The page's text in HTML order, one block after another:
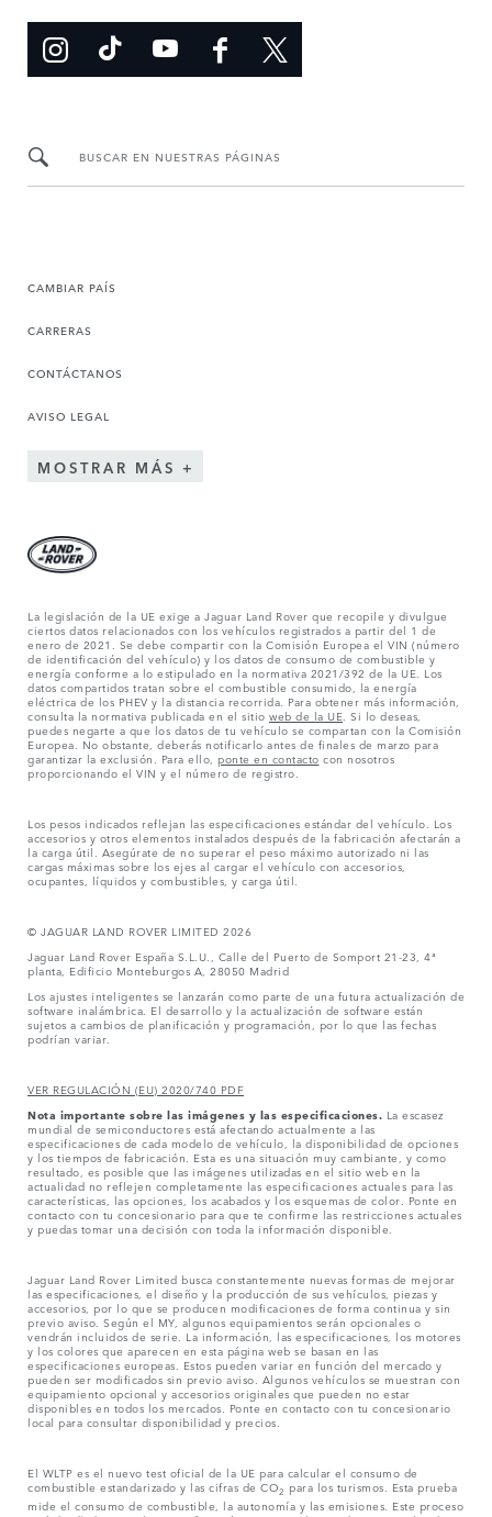
BUSCAR EN NUESTRAS PÁGINAS
CAMBIAR PAÍS
CARRERAS
CONTÁCTANOS
AVISO LEGAL
MOSTRAR MÁS
La legislación de la UE exige a Jaguar Land Rover que recopile y divulgue
ciertos datos relacionados con los vehículos registrados a partir del 1 de
enero de 2021. Se debe compartir con la Comisión Europea el VIN (número
de identificación del vehículo) y los datos de consumo de combustible y
energía conforme a lo estipulado en la normativa 2021/392 de la UE. Los
datos compartidos tratan sobre el combustible consumido, la energía
eléctrica de los PHEV y la distancia recorrida. Para obtener más información,
consulta la normativa publicada en el sitio web de la UE . Si lo deseas,
puedes negarte a que los datos de tu vehículo se compartan con la Comisión
Europea. No obstante, deberás notificarlo antes de finales de marzo para
garantizar la exclusión. Para ello, ponte en contacto con nosotros
proporcionando el VIN y el número de registro.
Los pesos indicados reflejan las especificaciones estándar del vehículo. Los
accesorios y otros elementos instalados después de la fabricación afectarán a
la carga útil. Asegúrate de no superar el peso máximo autorizado ni las
cargas máximas sobre los ejes al cargar el vehículo con accesorios,
ocupantes, líquidos y combustibles, y carga útil.
© JAGUAR LAND ROVER LIMITED 2026
Jaguar Land Rover España S.L.U., Calle del Puerto de Somport 21-23, 4ª
planta, Edificio Monteburgos A, 28050 Madrid
Los ajustes inteligentes se lanzarán como parte de una futura actualización de
software inalámbrica. El desarrollo y la actualización de software están
sujetos a cambios de planificación y programación, por lo que las fechas
podrían variar.
VER REGULACIÓN (EU) 2020/740 PDF
Nota importante sobre las imágenes y las especificaciones. La escasez
mundial de semiconductores está afectando actualmente a las
especificaciones de cada modelo de vehículo, la disponibilidad de opciones
y los tiempos de fabricación. Esta es una situación muy cambiante, y como
resultado, es posible que las imágenes utilizadas en el sitio web en la
actualidad no reflejen completamente las especificaciones actuales para las
características, las opciones, los acabados y los esquemas de color. Ponte en
contacto con tu concesionario para que te confirme las restricciones actuales
y puedas tomar una decisión con toda la información disponible.
Jaguar Land Rover Limited busca constantemente nuevas formas de mejorar
las especificaciones, el diseño y la producción de sus vehículos, piezas y
accesorios, por lo que se producen modificaciones de forma continua y sin
previo aviso. Según el MY, algunos equipamientos serán opcionales o
vendrán incluidos de serie. La información, las especificaciones, los motores
y los colores que aparecen en esta página web se basan en las
especificaciones europeas. Estos pueden variar en función del mercado y
pueden ser modificados sin previo aviso. Algunos vehículos se muestran con
equipamiento opcional y accesorios originales que pueden no estar
disponibles en todos los mercados. Ponte en contacto con tu concesionario
local para consultar disponibilidad y precios.
El WLTP es el nuevo test oficial de la UE para calcular el consumo de
combustible estandarizado y las cifras de CO2 para los turismos. Esta prueba
mide el consumo de combustible, la autonomía y las emisiones. Este proceso